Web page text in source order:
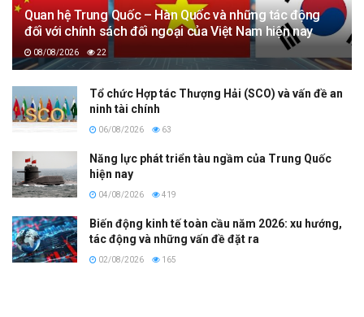
Quan hệ Trung Quốc – Hàn Quốc và những tác động
đối với chính sách đối ngoại của Việt Nam hiện nay
08/08/2026 22
Tổ chức Hợp tác Thượng Hải (SCO) và vấn đề an
ninh tài chính
06/08/2026 63
Năng lực phát triển tàu ngầm của Trung Quốc
hiện nay
04/08/2026 419
Biến động kinh tế toàn cầu năm 2026: xu hướng,
tác động và những vấn đề đặt ra
02/08/2026 165